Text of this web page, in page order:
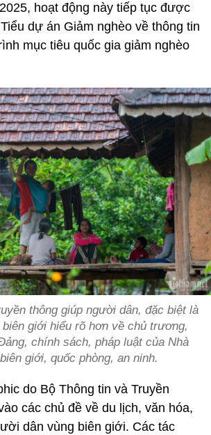
hoạt động này tiếp tục được
dự án Giảm nghèo về thông tin
mục tiêu quốc gia giảm nghèo
thông giúp người dân, đặc biệt là
biên giới hiểu rõ hơn về chủ trương,
chính sách, pháp luật của Nhà
giới, quốc phòng, an ninh.
do Bộ Thông tin và Truyền
các chủ đề về du lịch, văn hóa,
dân vùng biên giới. Các tác